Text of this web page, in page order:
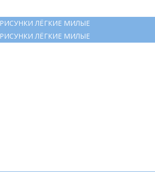
РИСУНКИ ЛЁГКИЕ МИЛЫЕ
РИСУНКИ ЛЁГКИЕ МИЛЫЕ